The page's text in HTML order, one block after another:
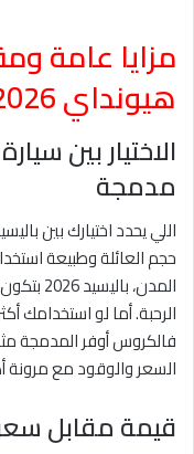
مزايا عامة
هيونداي 2026
الاختيار بين
مدمجة
اللي يحدد اختيارك بين
حجم العائلة وطبيعة
المدن،
الرحبة. أما لو استخدامك
فالكروس أوفر المدمجة
السعر والوقود مع مرونة
قيمة مقابل